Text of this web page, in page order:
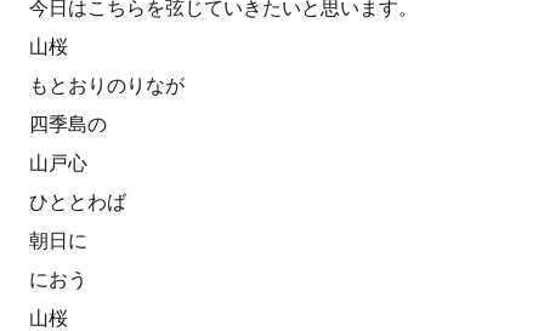
今日はこちらを弦じていきたいと思います。
山桜
もとおりのりなが
四季島の
山戸心
ひととわば
朝日に
におう
山桜